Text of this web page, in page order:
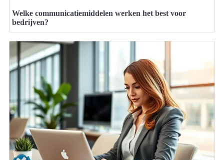
Welke communicatiemiddelen werken het best voor
bedrijven?